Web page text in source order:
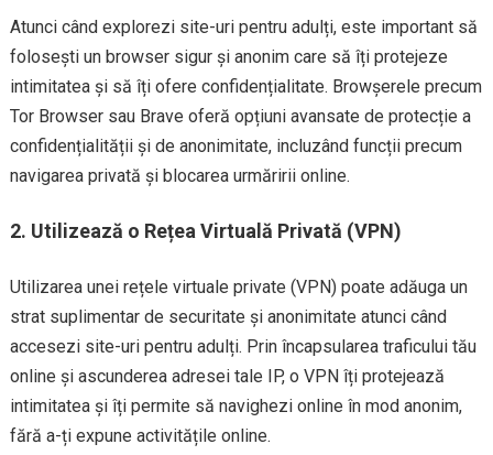
Atunci când explorezi site-uri pentru adulți, este important să
folosești un browser sigur și anonim care să îți protejeze
intimitatea și să îți ofere confidențialitate. Browșerele precum
Tor Browser sau Brave oferă opțiuni avansate de protecție a
confidențialității și de anonimitate, incluzând funcții precum
navigarea privată și blocarea urmăririi online.
2. Utilizează o Rețea Virtuală Privată (VPN)
Utilizarea unei rețele virtuale private (VPN) poate adăuga un
strat suplimentar de securitate și anonimitate atunci când
accesezi site-uri pentru adulți. Prin încapsularea traficului tău
online și ascunderea adresei tale IP, o VPN îți protejează
intimitatea și îți permite să navighezi online în mod anonim,
fără a-ți expune activitățile online.